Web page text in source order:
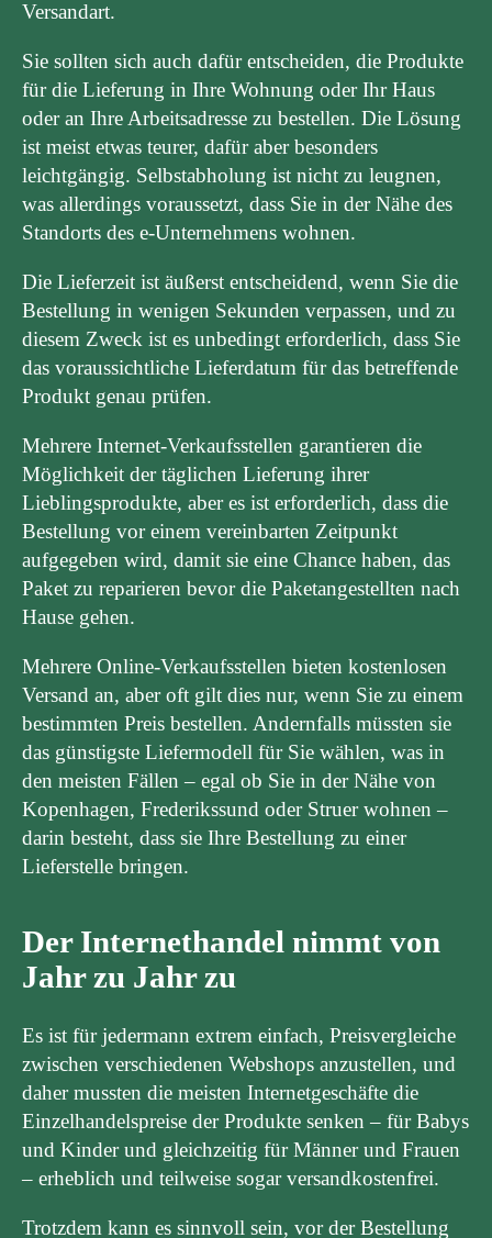
Versandart.
Sie sollten sich auch dafür entscheiden, die Produkte
für die Lieferung in Ihre Wohnung oder Ihr Haus
oder an Ihre Arbeitsadresse zu bestellen. Die Lösung
ist meist etwas teurer, dafür aber besonders
leichtgängig. Selbstabholung ist nicht zu leugnen,
was allerdings voraussetzt, dass Sie in der Nähe des
Standorts des e-Unternehmens wohnen.
Die Lieferzeit ist äußerst entscheidend, wenn Sie die
Bestellung in wenigen Sekunden verpassen, und zu
diesem Zweck ist es unbedingt erforderlich, dass Sie
das voraussichtliche Lieferdatum für das betreffende
Produkt genau prüfen.
Mehrere Internet-Verkaufsstellen garantieren die
Möglichkeit der täglichen Lieferung ihrer
Lieblingsprodukte, aber es ist erforderlich, dass die
Bestellung vor einem vereinbarten Zeitpunkt
aufgegeben wird, damit sie eine Chance haben, das
Paket zu reparieren bevor die Paketangestellten nach
Hause gehen.
Mehrere Online-Verkaufsstellen bieten kostenlosen
Versand an, aber oft gilt dies nur, wenn Sie zu einem
bestimmten Preis bestellen. Andernfalls müssten sie
das günstigste Liefermodell für Sie wählen, was in
den meisten Fällen – egal ob Sie in der Nähe von
Kopenhagen, Frederikssund oder Struer wohnen –
darin besteht, dass sie Ihre Bestellung zu einer
Lieferstelle bringen.
Der Internethandel nimmt von
Jahr zu Jahr zu
Es ist für jedermann extrem einfach, Preisvergleiche
zwischen verschiedenen Webshops anzustellen, und
daher mussten die meisten Internetgeschäfte die
Einzelhandelspreise der Produkte senken – für Babys
und Kinder und gleichzeitig für Männer und Frauen
– erheblich und teilweise sogar versandkostenfrei.
Trotzdem kann es sinnvoll sein, vor der Bestellung